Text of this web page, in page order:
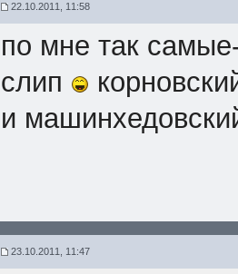
22.10.2011, 11:58
по мне так
слип
и
23.10.2011, 11:47